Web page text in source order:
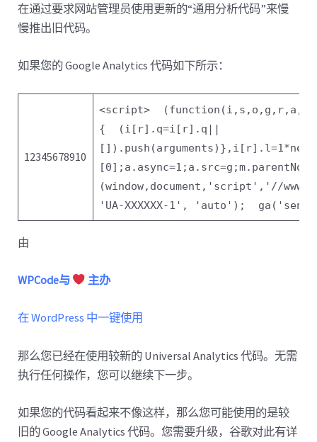
在通过要求网站管理员使用更新的“通用分析代码”来慢
慢推出旧代码。
如果您的 Google Analytics 代码如下所示：
12345678910
<script> (function
{
(i[r].q=i[r].q||
[]).push(arguments)},i[r].l=1*new
(window,document, 'script' , '//
'UA-XXXXXX-1' , 'auto' ); ga( 'send'
由
WPCode与 主办
在 WordPress 中一键使用
那么您已经在使用较新的 Universal Analytics 代码。无需
执行任何操作，您可以继续下一步。
如果您的代码看起来不像这样，那么您可能使用的是较
旧的 Google Analytics 代码。您需要升级，谷歌对此有详